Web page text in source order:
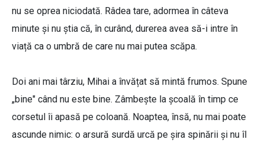
nu se oprea niciodată. Râdea tare, adormea în câteva
minute și nu știa că, în curând, durerea avea să-i intre în
viață ca o umbră de care nu mai putea scăpa.
Doi ani mai târziu, Mihai a învățat să mintă frumos. Spune
„bine" când nu este bine. Zâmbește la școală în timp ce
corsetul îi apasă pe coloană. Noaptea, însă, nu mai poate
ascunde nimic: o arsură surdă urcă pe șira spinării și nu îl